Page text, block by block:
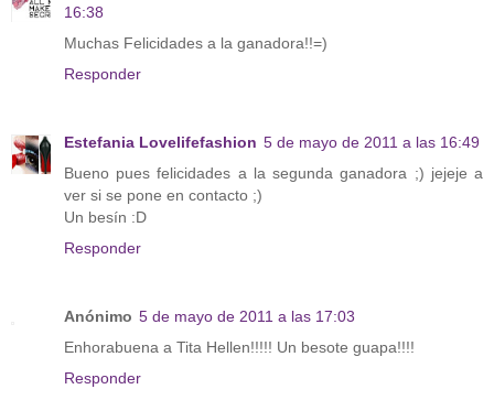
16:38
Muchas Felicidades a la ganadora!!=)
Responder
Estefania Lovelifefashion 5 de mayo de 2011 a las 16:49
Bueno pues felicidades a la segunda ganadora ;) jejeje a
ver si se pone en contacto ;)
Un besín :D
Responder
Anónimo 5 de mayo de 2011 a las 17:03
Enhorabuena a Tita Hellen!!!!! Un besote guapa!!!!
Responder